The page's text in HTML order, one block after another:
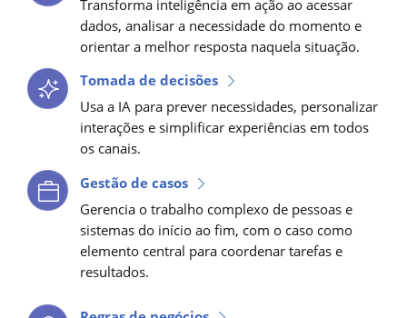
Transforma inteligência em ação ao acessar
dados, analisar a necessidade do momento e
orientar a melhor resposta naquela situação.
Tomada de decisões
Usa a IA para prever necessidades, personalizar
interações e simplificar experiências em todos
os canais.
Gestão de casos
Gerencia o trabalho complexo de pessoas e
sistemas do início ao fim, com o caso como
elemento central para coordenar tarefas e
resultados.